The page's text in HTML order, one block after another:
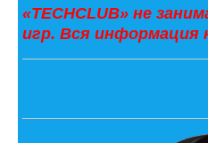
«TECHCLUB» не
игр. Вся информация